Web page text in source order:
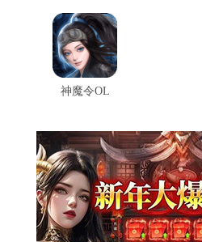
神魔令OL
穿越火线云游戏